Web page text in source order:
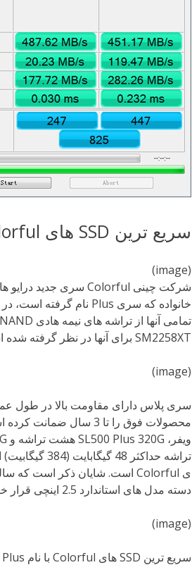
سریع ترین SSD های Colorful با نام Plus
(image)
شرکت چینی Colorful سری جدید
درایو
SM2258XT برای آنها در نظر گرفته شده است.
(image)
سری پلاس دارای مقاومت بالا در طول
دسته مدل های استاندارد 2.5 اینچی قرار خواهند گرفت.
(image)
سریع ترین SSD های Colorful با نام Plus